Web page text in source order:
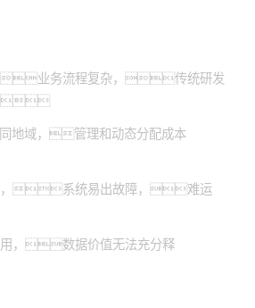
业务流程复杂，传统研发
。
地域，管理和动态分配成本
，系统易出故障，难运
用，数据价值无法充分释